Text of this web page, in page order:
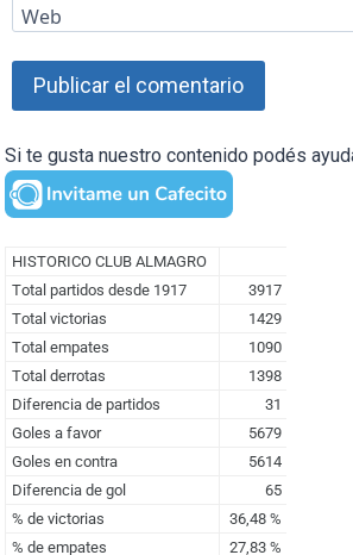
Web
Si te gusta nuestro contenido podés